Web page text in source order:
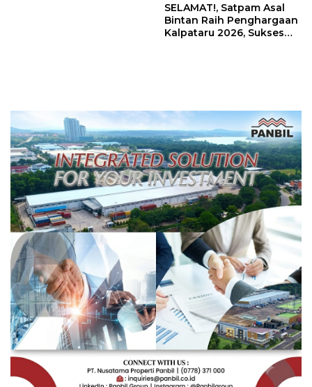
SELAMAT!, Satpam Asal
Bintan Raih Penghargaan
Kalpataru 2026, Sukses